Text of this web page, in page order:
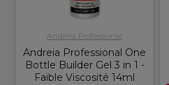
Andreia Professional
Andreia Professional One
Bottle Builder Gel 3 in 1 -
Faible Viscosité 14ml